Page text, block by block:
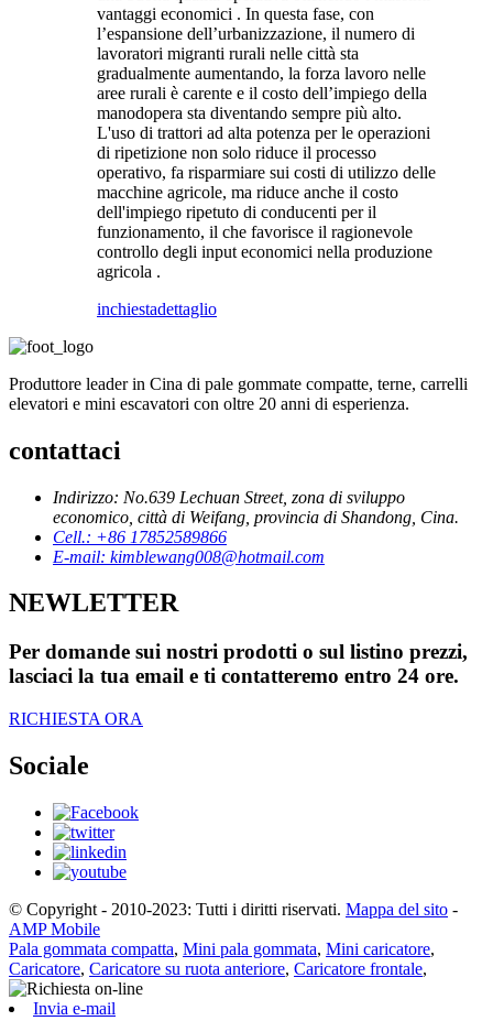
vantaggi economici . In questa fase, con
l’espansione dell’urbanizzazione, il numero di
lavoratori migranti rurali nelle città sta
gradualmente aumentando, la forza lavoro nelle
aree rurali è carente e il costo dell’impiego della
manodopera sta diventando sempre più alto.
L'uso di trattori ad alta potenza per le operazioni
di ripetizione non solo riduce il processo
operativo, fa risparmiare sui costi di utilizzo delle
macchine agricole, ma riduce anche il costo
dell'impiego ripetuto di conducenti per il
funzionamento, il che favorisce il ragionevole
controllo degli input economici nella produzione
agricola .
inchiestadettaglio
Produttore leader in Cina di pale gommate compatte, terne, carrelli
elevatori e mini escavatori con oltre 20 anni di esperienza.
contattaci
Indirizzo: No.639 Lechuan Street, zona di sviluppo
economico, città di Weifang, provincia di Shandong, Cina.
Cell.: +86 17852589866
E-mail: kimblewang008@hotmail.com
NEWLETTER
Per domande sui nostri prodotti o sul listino prezzi,
lasciaci la tua email e ti contatteremo entro 24 ore.
RICHIESTA ORA
Sociale
© Copyright - 2010-2023: Tutti i diritti riservati. Mappa del sito -
AMP Mobile
Pala gommata compatta, Mini pala gommata, Mini caricatore,
Caricatore, Caricatore su ruota anteriore, Caricatore frontale,
Invia e-mail